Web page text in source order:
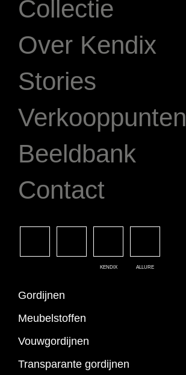
Collectie
Over Kendix
Stories
Verkooppunten
Beeldbank
Contact
KENDIX ALLURE
Gordijnen
Meubelstoffen
Vouwgordijnen
Transparante gordijnen